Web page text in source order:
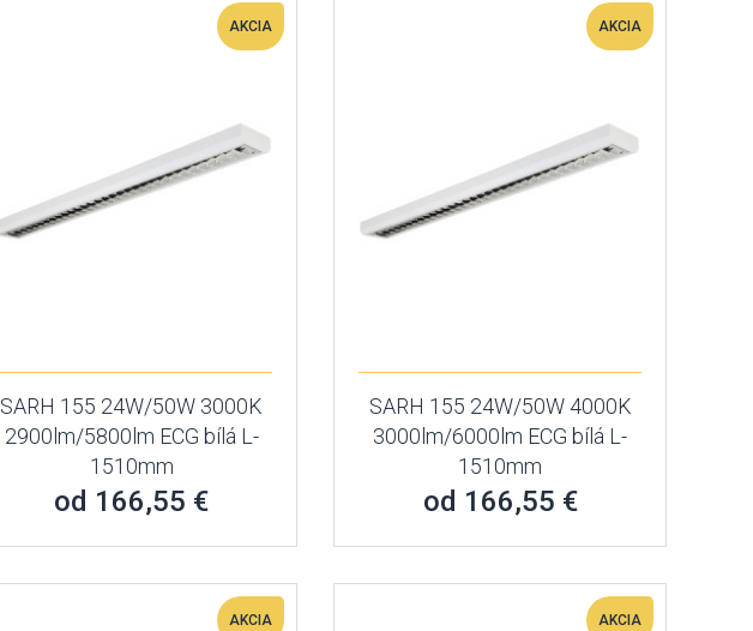
AKCIA
SARH 155 24W/50W 3000K
2900lm/5800lm ECG bílá L-
1510mm
od 166,55 €
AKCIA
SARH 155 24W/50W 4000K
3000lm/6000lm ECG bílá L-
1510mm
od 166,55 €
AKCIA AKCIA